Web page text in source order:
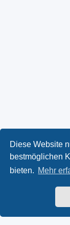
Diese Website
bestmöglichen
bieten. Mehr